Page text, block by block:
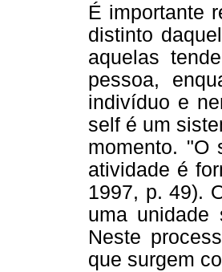
É importante
distinto
aquelas
pessoa,
indivíduo e
self é um
momento. "O
atividade é
1997, p. 49).
uma
Neste
que surgem